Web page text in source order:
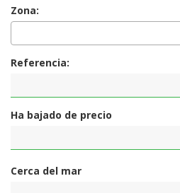
Zona:
Referencia:
Ha bajado de precio
Cerca del mar